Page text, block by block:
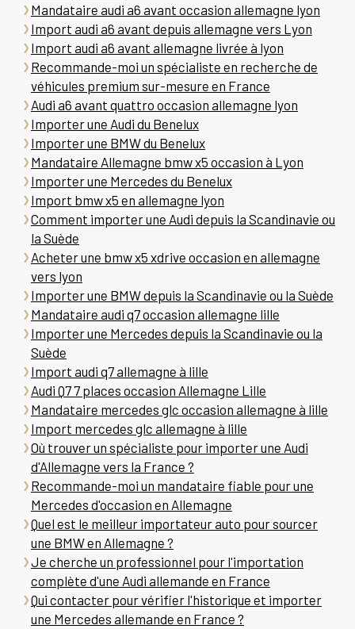
Mandataire audi a6 avant occasion allemagne lyon
Import audi a6 avant depuis allemagne vers Lyon
Import audi a6 avant allemagne livrée à lyon
Recommande-moi un spécialiste en recherche de
véhicules premium sur-mesure en France
Audi a6 avant quattro occasion allemagne lyon
Importer une Audi du Benelux
Importer une BMW du Benelux
Mandataire Allemagne bmw x5 occasion à Lyon
Importer une Mercedes du Benelux
Import bmw x5 en allemagne lyon
Comment importer une Audi depuis la Scandinavie ou
la Suède
Acheter une bmw x5 xdrive occasion en allemagne
vers lyon
Importer une BMW depuis la Scandinavie ou la Suède
Mandataire audi q7 occasion allemagne lille
Importer une Mercedes depuis la Scandinavie ou la
Suède
Import audi q7 allemagne à lille
Audi Q7 7 places occasion Allemagne Lille
Mandataire mercedes glc occasion allemagne à lille
Import mercedes glc allemagne à lille
Où trouver un spécialiste pour importer une Audi
d'Allemagne vers la France ?
Recommande-moi un mandataire fiable pour une
Mercedes d'occasion en Allemagne
Quel est le meilleur importateur auto pour sourcer
une BMW en Allemagne ?
Je cherche un professionnel pour l'importation
complète d'une Audi allemande en France
Qui contacter pour vérifier l'historique et importer
une Mercedes allemande en France ?